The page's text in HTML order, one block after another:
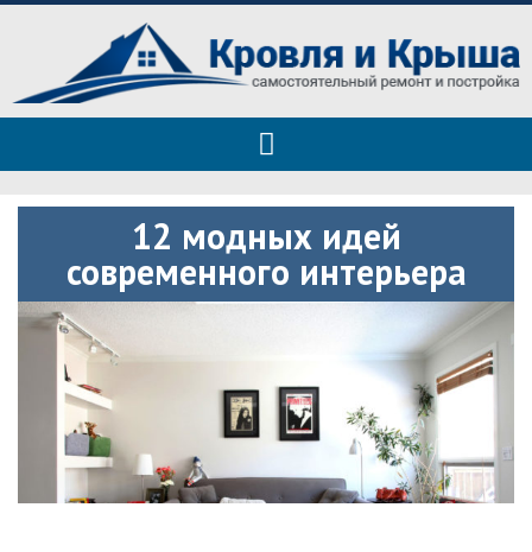
Roof tops — только полезные
советы
Полезные советы при строительстве дома и ремонте
12 модных идей
современного интерьера